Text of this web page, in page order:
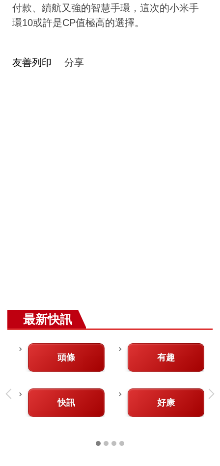
付款、續航又強的智慧手環，這次的小米手
環10或許是CP值極高的選擇。
友善列印 分享
最新快訊
頭條 有趣
快訊 好康